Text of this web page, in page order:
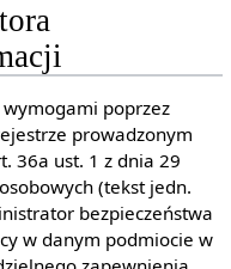
poprzez
prowadzonym
36a ust. 1 z dnia 29
(tekst jedn.
bezpieczeństwa
w danym podmiocie w